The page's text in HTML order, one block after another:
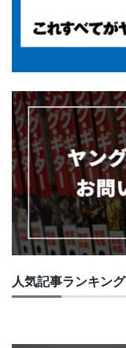
人気記事ランキング